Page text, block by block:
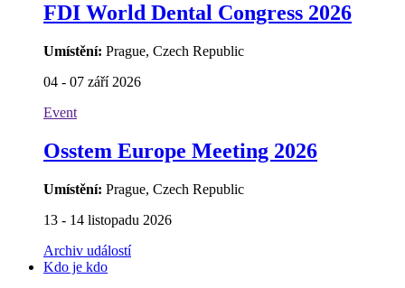
FDI World Dental Congress 2026
Umístění: Prague, Czech Republic
04 - 07 září 2026
Event
Osstem Europe Meeting 2026
Umístění: Prague, Czech Republic
13 - 14 listopadu 2026
Archiv událostí
Kdo je kdo